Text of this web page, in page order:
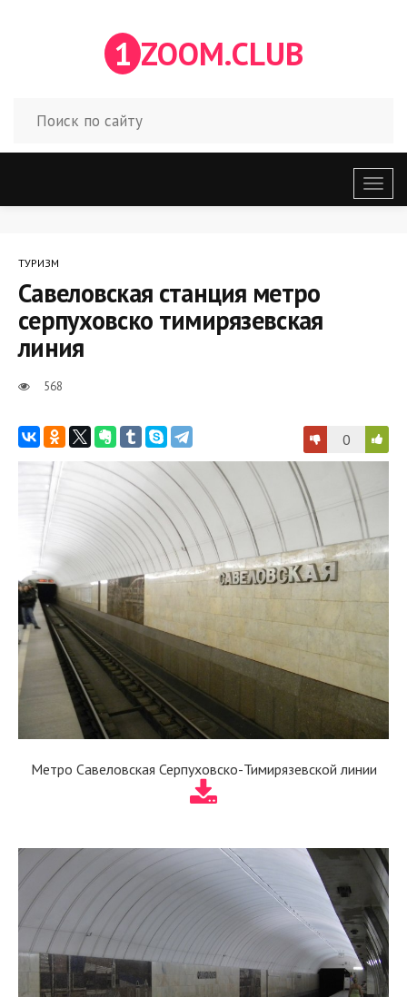
1 ZOOM.CLUB
меню
ТУРИЗМ
Савеловская станция метро
серпуховско тимирязевская
линия
568
0
Метро Савеловская Серпуховско-Тимирязевской линии